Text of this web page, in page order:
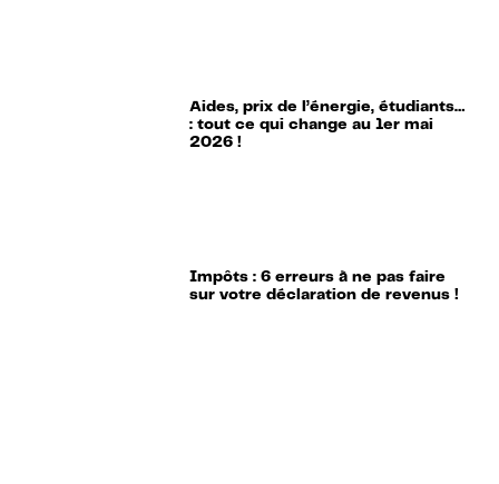
Aides, prix de l’énergie, étudiants…
: tout ce qui change au 1er mai
2026 !
Impôts : 6 erreurs à ne pas faire
sur votre déclaration de revenus !